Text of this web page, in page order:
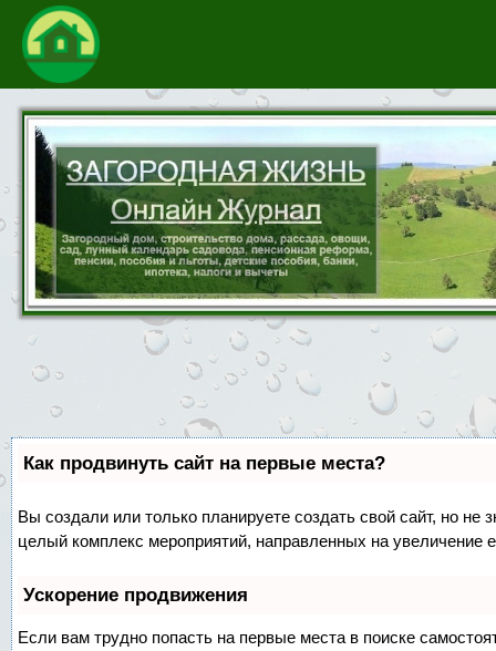
Как продвинуть сайт на первые места?
Вы создали или только планируете создать свой сайт, но не
целый комплекс мероприятий, направленных на увеличение
Ускорение продвижения
Если вам трудно попасть на первые места в поиске